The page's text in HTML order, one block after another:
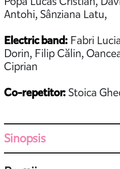
Antohi, Sânziana Latu,
Electric band: Fabri
Dorin, Filip Călin,
Ciprian
Co-repetitor:Stoica
Sinopsis